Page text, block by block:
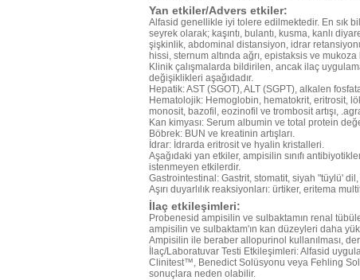
Yan etkiler/Advers etkiler:
Alfasid genellikle iyi tolere edilmektedir. En sık
seyrek olarak; kaşıntı, bulantı, kusma, kanlı
şişkinlik, abdominal distansiyon, idrar
hissi, sternum altında ağrı, epistaksis ve
Klinik çalışmalarda bildirilen, ancak ilaç
değişiklikleri aşağıdadır.
Hepatik: AST (SGOT), ALT (SGPT), alkalen
Hematolojik: Hemoglobin, hematokrit, eritrosit,
monosit, bazofil, eozinofil ve trombosit artışı,
Kan kimyası: Serum albumin ve total protein
Böbrek: BUN ve kreatinin artışları.
İdrar: İdrarda eritrosit ve hyalin kristalleri.
Aşağıdaki yan etkiler, ampisilin sınıfı
istenmeyen etkilerdir.
Gastrointestinal: Gastrit, stomatit, siyah "tüylü'
Aşırı duyarlılık reaksiyonları: ürtiker, eritema
İlaç etkileşimleri:
Probenesid ampisilin ve sulbaktamın renal
ampisilin ve sulbaktam'ın kan düzeyleri daha
Ampisilin ile beraber allopurinol kullanılması,
İlaç/Laboratuvar Testi Etkileşimleri: Alfasid
Clinitest™, Benedict Solüsyonu veya Fehling
sonuçlara neden olabilir.